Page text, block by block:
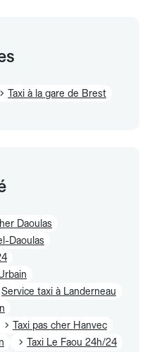
Taxi à la gare de Brest
Daoulas
Daoulas
Service taxi à Landerneau
Taxi pas cher Hanvec
Taxi Le Faou 24h/24